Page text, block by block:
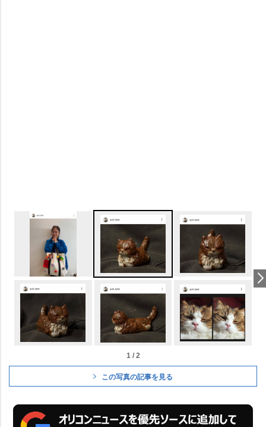
1 / 2
この写真の記事を見る